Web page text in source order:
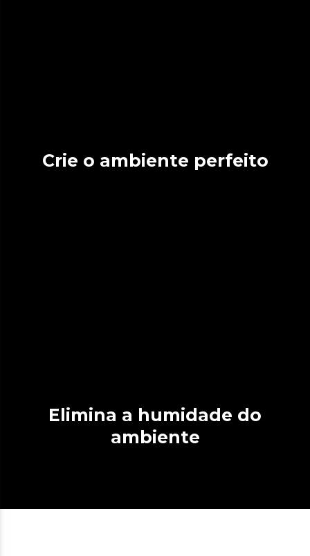
Crie o ambiente perfeito
Elimina a humidade do
ambiente